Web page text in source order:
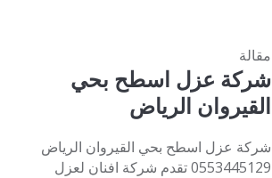
مقالة
شركة عزل اسطح بحي
القيروان الرياض
شركة عزل اسطح بحي القيروان الرياض
0553445129 تقدم شركة افنان لعزل